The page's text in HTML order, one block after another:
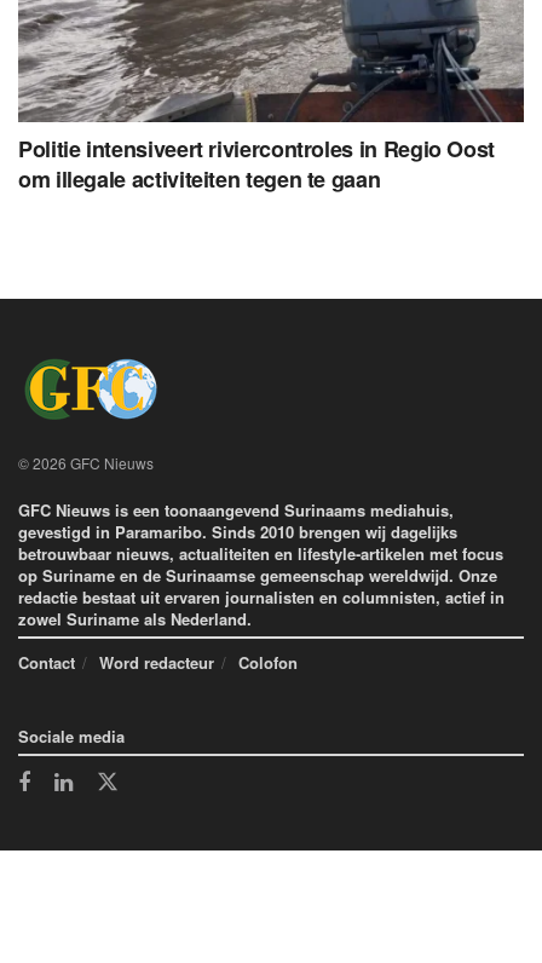
Politie intensiveert riviercontroles in Regio Oost
om illegale activiteiten tegen te gaan
© 2026 GFC Nieuws
GFC Nieuws is een toonaangevend Surinaams mediahuis,
gevestigd in Paramaribo. Sinds 2010 brengen wij dagelijks
betrouwbaar nieuws, actualiteiten en lifestyle-artikelen met focus
op Suriname en de Surinaamse gemeenschap wereldwijd. Onze
redactie bestaat uit ervaren journalisten en columnisten, actief in
zowel Suriname als Nederland.
Contact
Word redacteur Colofon
Sociale media